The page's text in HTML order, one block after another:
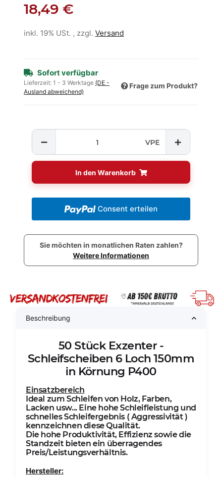
18,49 €
inkl. 19% USt. , zzgl. Versand
Sofort verfügbar
Lieferzeit: 1 - 3 Werktage (DE -
Ausland abweichend)
Frage zum Produkt?
VPE
In den Warenkorb
Consent erteilen
Sie möchten in monatlichen Raten zahlen?
Weitere Informationen
Beschreibung
50 Stück Exzenter -
Schleifscheiben 6 Loch 150mm
in Körnung P400
Einsatzbereich
Ideal zum Schleifen von Holz, Farben,
Lacken usw... Eine hohe Schleifleistung und
schnelles Schleifergebnis ( Aggressivität )
kennzeichnen diese Qualität.
Die hohe Produktivität, Effizienz sowie die
Standzeit bieten ein überragendes
Preis/Leistungsverhältnis.
Hersteller: